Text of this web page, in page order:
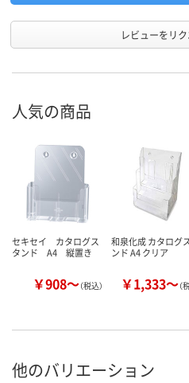
レビューをリ
人気の商品
セキセイ カタログス
タンド A4 縦置き
￥908～（税込）
和泉化成 カタログ
ンド A4 クリア
￥1,333～（
他のバリエーション